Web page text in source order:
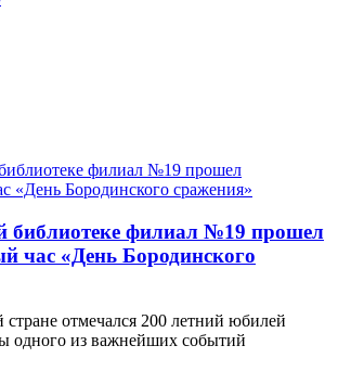
библиотеке филиал №19 прошел
час «День Бородинского
стране отмечался 200 летний юбилей
одного из важнейших событий